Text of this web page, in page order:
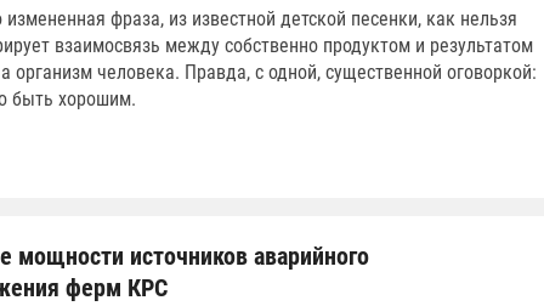
измененная фраза, из известной детской песенки, как нельзя
взаимосвязь между собственно продуктом и результатом
организм человека. Правда, с одной, существенной оговоркой:
быть хорошим.
мощности источников аварийного
ферм КРС